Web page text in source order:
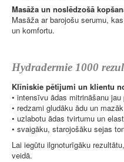
Masāža un noslēdzošā
Masāža ar barojošu serumu,
un komfortu.
Hydradermie 1000
Klīniskie pētījumi un klientu
• intensīvu ādas mitrināšanu
• redzami gludāku ādu un
• uzlabotu ādas tvirtumu un
• svaigāku, starojošāku sejas
Lai iegūtu ilgnoturīgāku
veidā.